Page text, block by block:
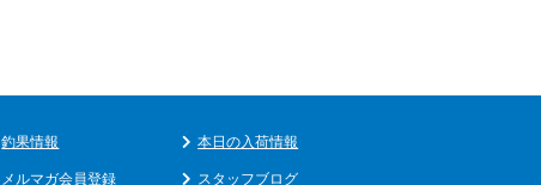
釣果情報 本日の入荷情報
メルマガ会員登録 スタッフブログ